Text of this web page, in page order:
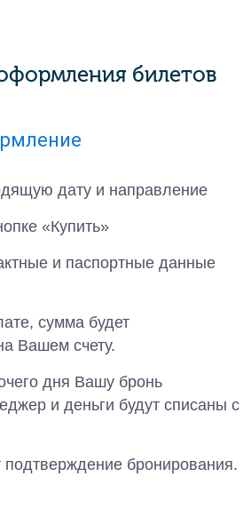
билетов
дату и направление
«Купить»
и паспортные данные
сумма будет
Вашем счету.
дня Вашу бронь
и деньги будут списаны с
подтверждение бронирования.